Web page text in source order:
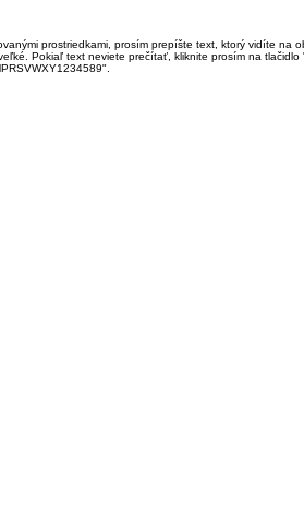
prostriedkami, prosím prepíšte text, ktorý vidíte na
Pokiaľ text neviete prečítať, kliknite prosím na tlačidlo